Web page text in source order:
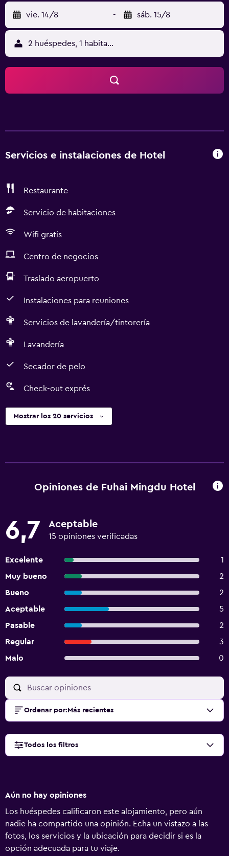
que quieran salir a cenar fuera durante su estancia en Xi'an
Fuhai Mingdu Hotel, les agradará saber que en los
alrededores se ubican gran cantidad de restaurantes. El
Aeropuerto Internacional de Xi'an Xianyang queda a un
trayecto de 50 minutos conduciendo.
vie. 14/8 - sáb. 15/8
2 huéspedes, 1 habitación
Servicios e instalaciones de Hotel
Restaurante
Servicio de habitaciones
Wifi gratis
Centro de negocios
Traslado aeropuerto
Instalaciones para reuniones
Servicios de lavandería/tintorería
Lavandería
Secador de pelo
Check-out exprés
Mostrar los 20 servicios
Opiniones de Fuhai Mingdu Hotel
6,7 Aceptable
15 opiniones verificadas
Excelente
1
Muy bueno
2
Bueno
2
Aceptable
5
Pasable
2
Regular
3
Malo
0
Ordenar por: Más recientes
Todos los filtros
Aún no hay opiniones
Los huéspedes calificaron este alojamiento, pero aún
nadie ha compartido una opinión. Echa un vistazo a las
fotos, los servicios y la ubicación para decidir si es la
opción adecuada para tu viaje.